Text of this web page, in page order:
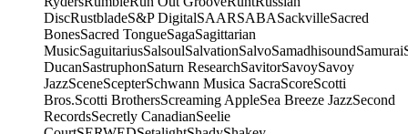
DiscRustbladeS&P DigitalSAARSABASackvilleSacred
BonesSacred TongueSagaSagittarian
MusicSaguitariusSalsoulSalvationSalvoSamadhisoundSamurai
DucanSastruphonSaturn ResearchSavitorSavoySavoy
JazzSceneScepterSchwann Musica SacraScoreScotti
Bros.Scotti BrothersScreaming AppleSea Breeze JazzSecond
RecordsSecretly CanadianSeelie